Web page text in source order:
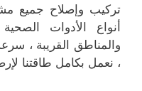
تركيب وإصلاح جميع
أنواع الأدوات
والمناطق القريبة ،
، نعمل بكامل طاقتنا